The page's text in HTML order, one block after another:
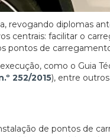
revogando diplomas
centrais: facilitar o
pontos de
como o Guia
252/2015), entre
de pontos de